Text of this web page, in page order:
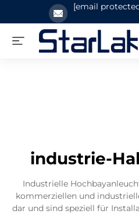
[email
industrie-
Industrielle
kommerziellen und
dar und sind speziell für